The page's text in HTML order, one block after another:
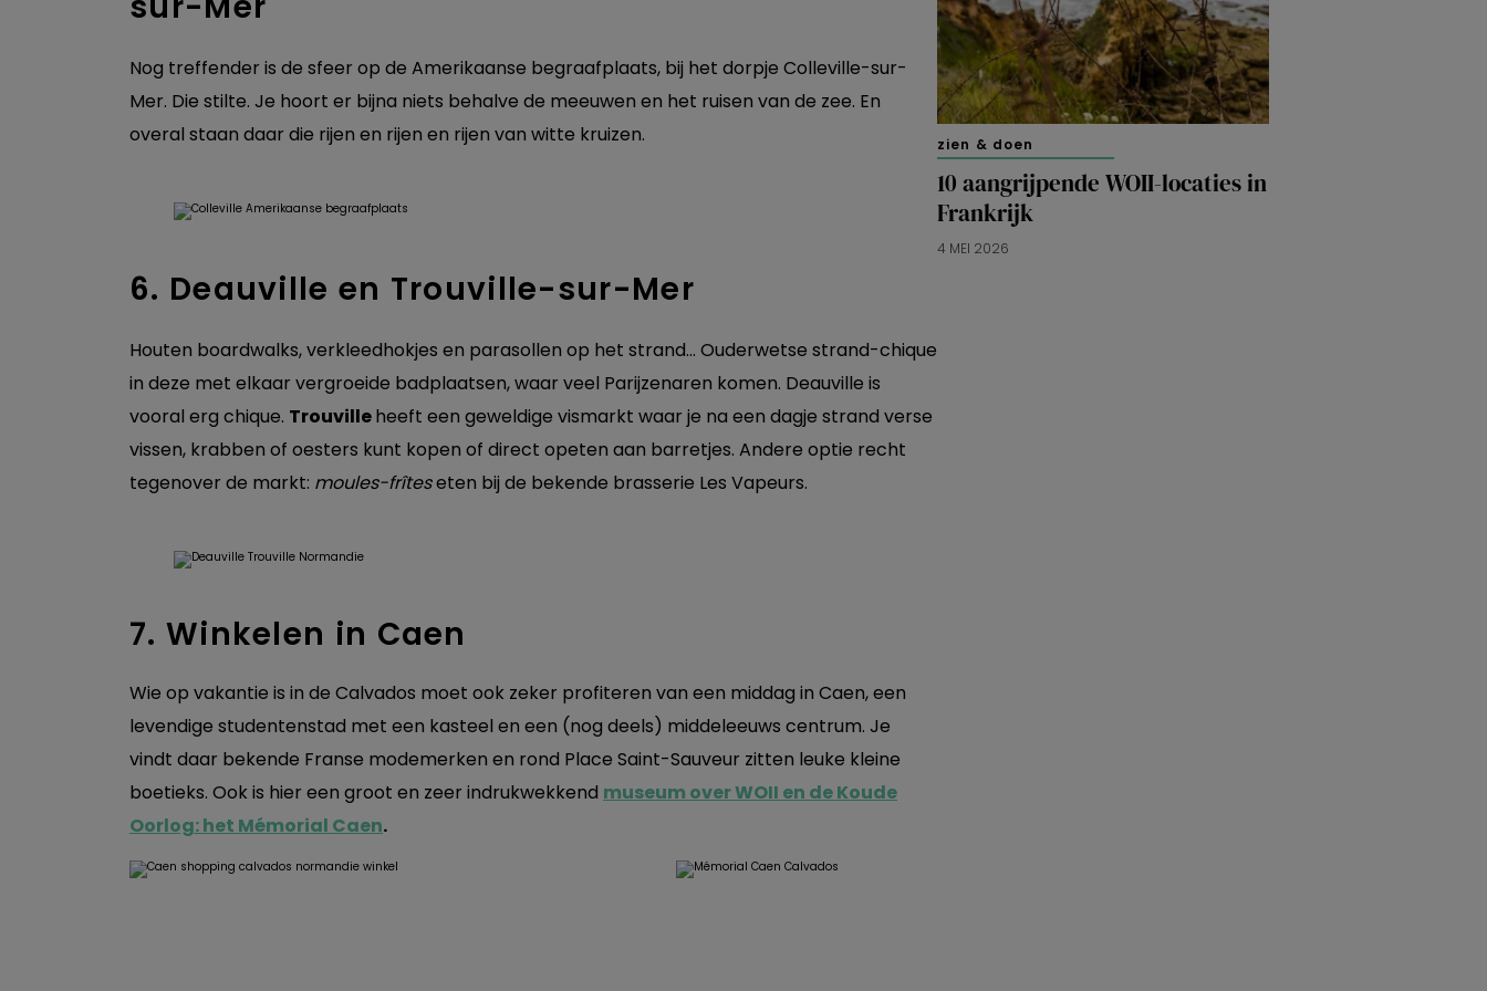
Nog treffender is de sfeer op de Amerikaanse begraafplaats, bij het dorpje Colleville-sur-
Mer. Die stilte. Je hoort er bijna niets behalve de meeuwen en het ruisen van de zee. En
overal staan daar die rijen en rijen en rijen van witte kruizen.
6. Deauville en Trouville-sur-Mer
Houten boardwalks, verkleedhokjes en parasollen op het strand… Ouderwetse strand-chique
in deze met elkaar vergroeide badplaatsen, waar veel Parijzenaren komen. Deauville is
vooral erg chique. Trouvilleheeft een geweldige vismarkt waar je na een dagje strand verse
vissen, krabben of oesters kunt kopen of direct opeten aan barretjes. Andere optie recht
tegenover de markt: moules-frîteseten bij de bekende brasserie Les Vapeurs.
7. Winkelen in Caen
Wie op vakantie is in de Calvados moet ook zeker profiteren van een middag in Caen, een
levendige studentenstad met een kasteel en een (nog deels) middeleeuws centrum. Je
vindt daar bekende Franse modemerken en rond Place Saint-Sauveur zitten leuke kleine
boetieks. Ook is hier een groot en zeer indrukwekkend museum over WOII en de Koude
Oorlog: het Mémorial Caen.
zien & doen
10 aangrijpende WOII-locaties in
Frankrijk
4 MEI 2026